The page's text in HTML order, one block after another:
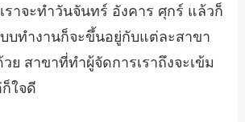
ราจะทำวันจันทร์ อังคาร ศุกร์ แล้วก็
บทำงานก็จะขึ้นอยู่กับแต่ละสาขา
ย สาขาที่ทำผู้จัดการเราถึงจะเข้ม
ใจดี